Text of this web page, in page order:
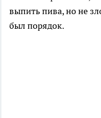
выпить пива, но не
был порядок.